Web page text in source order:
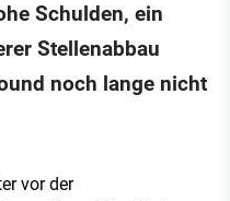
Schulden, ein
Stellenabbau
noch lange nicht